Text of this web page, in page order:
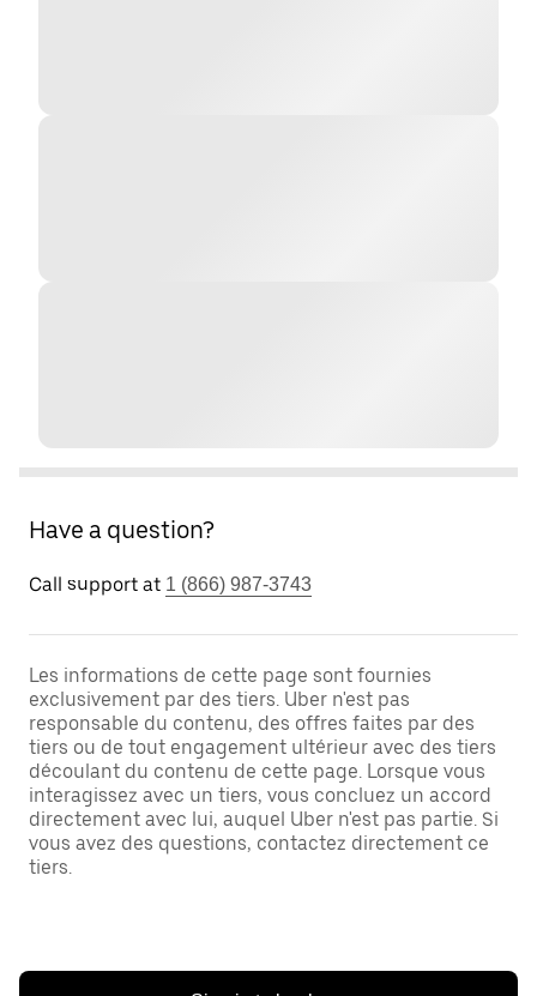
Have a question?
Call support at 1 (866) 987-3743
Les informations de cette page sont fournies
exclusivement par des tiers. Uber n'est pas
responsable du contenu, des offres faites par des
tiers ou de tout engagement ultérieur avec des tiers
découlant du contenu de cette page. Lorsque vous
interagissez avec un tiers, vous concluez un accord
directement avec lui, auquel Uber n'est pas partie. Si
vous avez des questions, contactez directement ce
tiers.